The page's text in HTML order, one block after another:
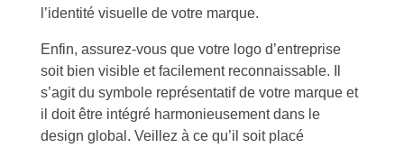
l’identité visuelle de votre marque.
Enfin, assurez-vous que votre logo d’entreprise
soit bien visible et facilement reconnaissable. Il
s’agit du symbole représentatif de votre marque et
il doit être intégré harmonieusement dans le
design global. Veillez à ce qu’il soit placé